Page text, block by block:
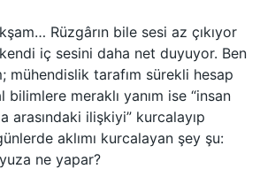
Rüzgârın bile sesi az çıkıyor
iç sesini daha net duyuyor. Ben
mühendislik tarafım sürekli hesap
bilimlere meraklı yanım ise “insan
arasındaki ilişkiyi” kurcalayıp
aklımı kurcalayan şey şu:
ne yapar?